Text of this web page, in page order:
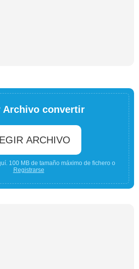
Archivo convertir
ARCHIVO
100 MB de tamaño máximo de fichero o
Registrarse